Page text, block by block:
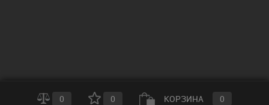
0 0 КОРЗИНА 0